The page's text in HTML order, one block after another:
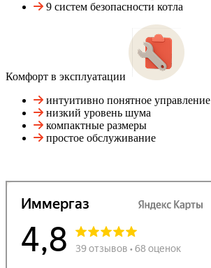
9 систем безопасности котла
Комфорт в эксплуатации
интуитивно понятное управление
низкий уровень шума
компактные размеры
простое обслуживание